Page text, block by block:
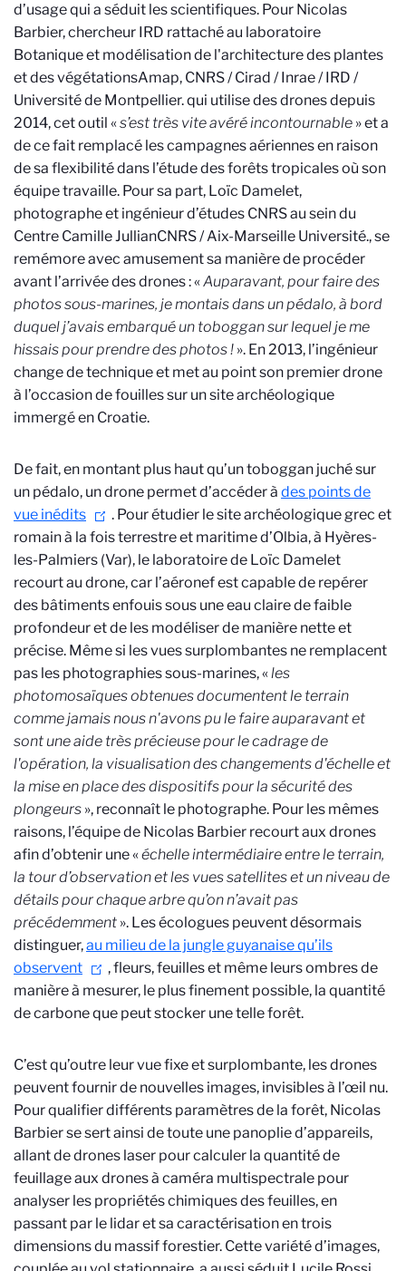
d’usage qui a séduit les scientifiques. Pour Nicolas
Barbier, chercheur IRD rattaché au laboratoire
Botanique et modélisation de l'architecture des plantes
et des végétationsAmap, CNRS / Cirad / Inrae / IRD /
Université de Montpellier.qui utilise des drones depuis
2014, cet outil «s’est très vite avéré incontournable » et a
de ce fait remplacé les campagnes aériennes en raison
de sa flexibilité dans l’étude des forêts tropicales où son
équipe travaille. Pour sa part, Loïc Damelet,
photographe et ingénieur d’études CNRS au sein du
Centre Camille JullianCNRS / Aix-Marseille Université., se
remémore avec amusement sa manière de procéder
avant l’arrivée des drones : «Auparavant, pour faire des
photos sous-marines, je montais dans un pédalo, à bord
duquel j’avais embarqué un toboggan sur lequel je me
hissais pour prendre des photos ! ». En 2013, l’ingénieur
change de technique et met au point son premier drone
à l’occasion de fouilles sur un site archéologique
immergé en Croatie.
De fait, en montant plus haut qu’un toboggan juché sur
un pédalo, un drone permet d’accéder à des points de
vue inédits
. Pour étudier le site archéologique grec et
romain à la fois terrestre et maritime d’Olbia, à Hyères-
les-Palmiers (Var), le laboratoire de Loïc Damelet
recourt au drone, car l’aéronef est capable de repérer
des bâtiments enfouis sous une eau claire de faible
profondeur et de les modéliser de manière nette et
précise. Même si les vues surplombantes ne remplacent
pas les photographies sous-marines, «les
photomosaïques obtenues documentent le terrain
comme jamais nous n'avons pu le faire auparavant et
sont une aide très précieuse pour le cadrage de
l'opération, la visualisation des changements d'échelle et
la mise en place des dispositifs pour la sécurité des
plongeurs », reconnaît le photographe. Pour les mêmes
raisons, l’équipe de Nicolas Barbier recourt aux drones
afin d’obtenir une «échelle intermédiaire entre le terrain,
la tour d’observation et les vues satellites et un niveau de
détails pour chaque arbre qu’on n’avait pas
précédemment ». Les écologues peuvent désormais
distinguer,au milieu de la jungle guyanaise qu’ils
observent
, fleurs, feuilles et même leurs ombres de
manière à mesurer, le plus finement possible, la quantité
de carbone que peut stocker une telle forêt.
C’est qu’outre leur vue fixe et surplombante, les drones
peuvent fournir de nouvelles images, invisibles à l’œil nu.
Pour qualifier différents paramètres de la forêt, Nicolas
Barbier se sert ainsi de toute une panoplie d’appareils,
allant de drones laser pour calculer la quantité de
feuillage aux drones à caméra multispectrale pour
analyser les propriétés chimiques des feuilles, en
passant par le lidar et sa caractérisation en trois
dimensions du massif forestier. Cette variété d’images,